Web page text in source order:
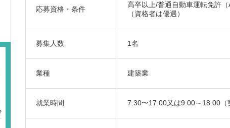
応募資格・条件
高卒以上/普通自動車運転免許
（資格者は優遇）
募集人数 1名
業種 建築業
就業時間 7:30〜17:00又は9:00～18:00（